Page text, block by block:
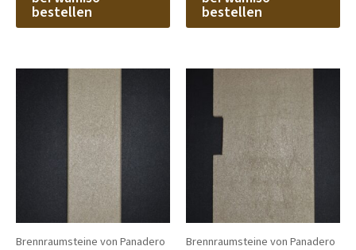
bestellen bestellen
Brennraumsteine von Panadero Brennraumsteine von Panadero